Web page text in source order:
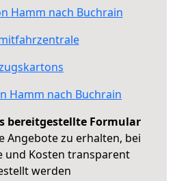
Hamm nach Buchrain
Hamm nach Buchrain
bereitgestellte Formular
Angebote zu erhalten, bei
und Kosten transparent
werden